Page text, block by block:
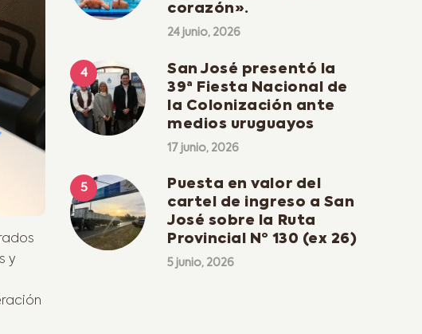
y
corazón».
24 junio, 2026
San José presentó la
39ª Fiesta Nacional de
la Colonización ante
medios uruguayos
17 junio, 2026
Puesta en valor del
cartel de ingreso a San
José sobre la Ruta
Provincial Nº 130 (ex 26)
5 junio, 2026